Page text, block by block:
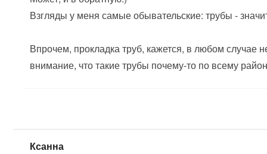
Взгляды у меня самые обывательские: трубы -
Впрочем, прокладка труб, кажется, в любом случае
внимание, что такие трубы почему-то по всему
Ксанна